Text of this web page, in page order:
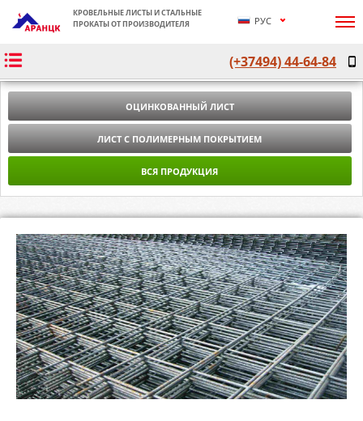
КРОВЕЛЬНЫЕ ЛИСТЫ И СТАЛЬНЫЕ
ПРОКАТЫ ОТ ПРОИЗВОДИТЕЛЯ
РУС
ՀԱՅ
ENG
(+37494) 44-64-84
ОЦИНКОВАННЫЙ ЛИСТ
ЛИСТ С ПОЛИМЕРНЫМ ПОКРЫТИЕМ
ВСЯ ПРОДУКЦИЯ